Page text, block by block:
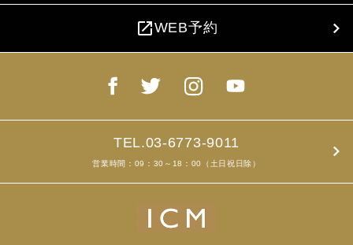
open_in_newWEB予約
TEL.03-6773-9011
営業時間：09：30～18：00（土日祝日除）